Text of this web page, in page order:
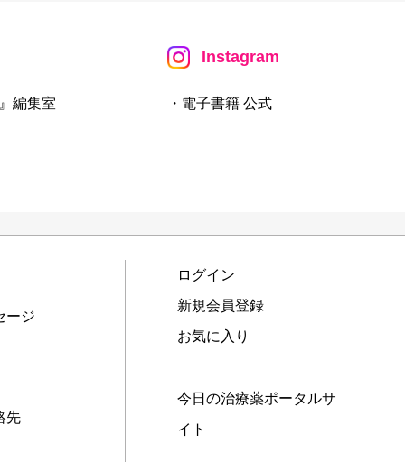
編集室
Instagram
・電子書籍 公式
ージ
先
ログイン
新規会員登録
お気に入り
今日の治療薬ポータルサ
イト